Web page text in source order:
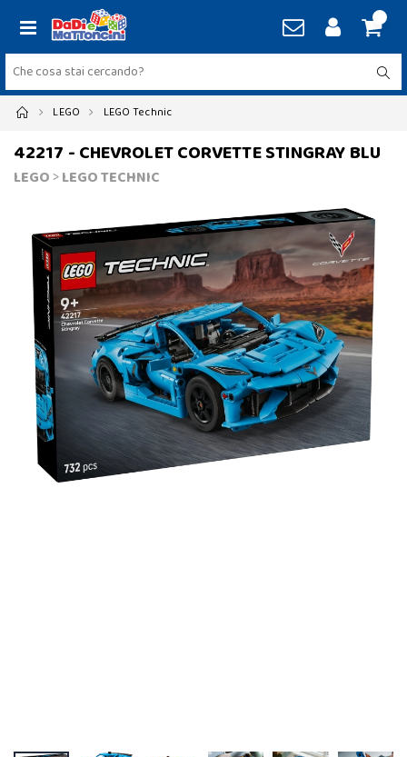
LEGO LEGO Technic
42217 - CHEVROLET CORVETTE STINGRAY BLU
LEGO>LEGO TECHNIC